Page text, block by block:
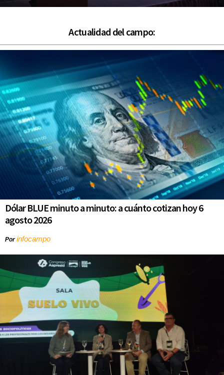
Actualidad del campo:
Dólar BLUE minuto a minuto: a cuánto cotizan hoy 6
agosto 2026
Porinfocampo